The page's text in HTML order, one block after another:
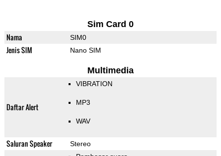
Sim Card 0
Nama SIM0
Jenis SIM Nano SIM
Multimedia
Daftar Alert
VIBRATION
MP3
WAV
Saluran Speaker Stereo